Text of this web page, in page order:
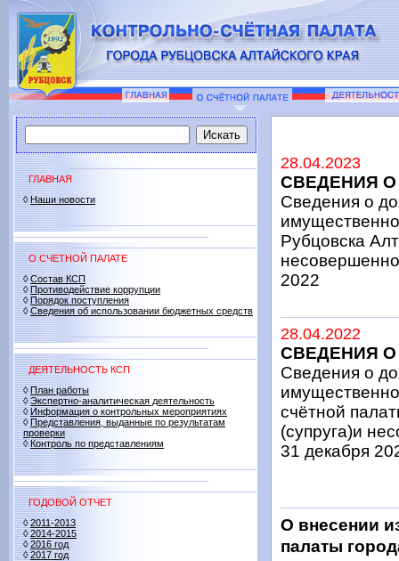
ГЛАВНАЯ
◊Наши новости
О СЧЕТНОЙ ПАЛАТЕ
◊Состав КСП
◊Противодействие коррупции
◊Порядок поступления
◊Сведения об использовании бюджетных средств
ДЕЯТЕЛЬНОСТЬ КСП
◊План работы
◊Экспертно-аналитическая деятельность
◊Информация о контрольных мероприятиях
◊Представления, выданные по результатам
проверки
◊Контроль по представлениям
ГОДОВОЙ ОТЧЕТ
◊2011-2013
◊2014-2015
◊2016 год
◊2017 год
28.04.2023
СВЕДЕНИЯ О
Сведения о
Рубцовска
2022
28.04.2022
СВЕДЕНИЯ О
Сведения о
счётной
(супруга)и
31 декабря
О внесении
палаты